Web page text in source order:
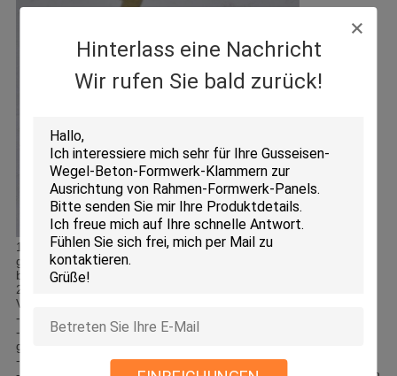
Hinterlass eine Nachricht
Wir rufen Sie bald zurück!
Verpackung
1Im Allgemeinen beträgt das Gesamtnettogewicht eines
geladenen Containers 22 bis 26 Tonnen, was vor dem Laden
bestätigt werden muss.
2Für verschiedene Produkte werden verschiedene
Verpackungen verwendet:
--- Bündel: Holzbalken, Stahlrequisiten, Schnürstangen usw.
--- Paletten: Kleine Teile werden in Beutel und dann auf Paletten
gelegt.
--- Holzgehäuse: auf Wunsch des Kunden erhältlich.